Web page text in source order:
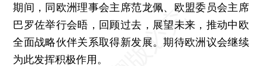
期间，同欧洲理事会主席范龙佩、欧盟委员会主席
巴罗佐举行会晤，回顾过去，展望未来，推动中欧
全面战略伙伴关系取得新发展。期待欧洲议会继续
为此发挥积极作用。